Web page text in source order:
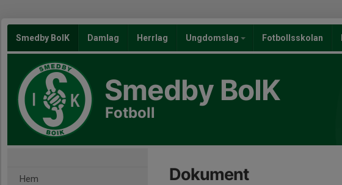
Smedby BoIK Damlag Herrlag Ungdomslag Fotbollsskolan
Smedby BoIK
Fotboll
Hem Dokument